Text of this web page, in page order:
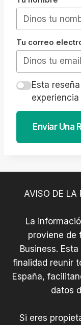
Tu correo
Esta
Enviar Una
AVISO DE LA
La
proviene de
Business.
finalidad reunir
España,
datos
Si eres